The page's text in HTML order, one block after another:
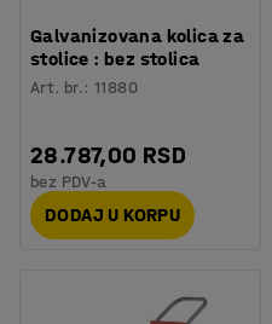
Galvanizovana kolica za
stolice : bez stolica
Art. br.:11880
28.787,00 RSD
bez PDV-a
DODAJ U KORPU